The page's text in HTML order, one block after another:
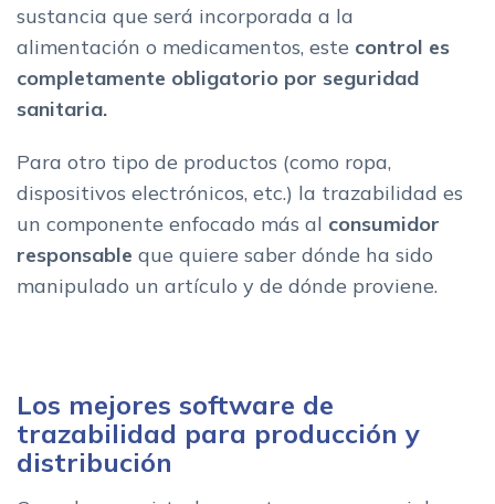
sustancia que será incorporada a la
alimentación o medicamentos, este control es
completamente obligatorio por seguridad
sanitaria.
Para otro tipo de productos (como ropa,
dispositivos electrónicos, etc.) la trazabilidad es
un componente enfocado más al consumidor
responsable que quiere saber dónde ha sido
manipulado un artículo y de dónde proviene.
Los mejores software de
trazabilidad para producción y
distribución